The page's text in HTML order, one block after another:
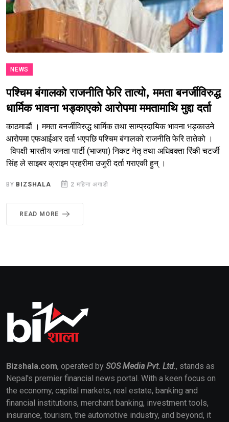
NEWS
पश्चिम बंगालको राजनीति फेरि तात्यो, ममता बनर्जीविरुद्ध
धार्मिक भावना भड्काएको आरोपमा ममतामाथि मुद्दा दर्ता
काठमाडौं । ममता बनर्जीविरुद्ध धार्मिक तथा साम्प्रदायिक भावना भड्काउने
आरोपमा एफआईआर दर्ता भएपछि पश्चिम बंगालको राजनीति फेरि तातेको ।
विपक्षी भारतीय जनता पार्टी (भाजपा) निकट नेतृ तथा अधिवक्ता रिंकी चटर्जी
सिंह ले साइबर क्राइम प्रहरीमा उजुरी दर्ता गराएकी हुन् ।
BY BIZSHALA 2 महिना अगाडी
READ MORE
Bizshala.com, operated by SOS Media Pvt. Ltd., stands as
Nepal's premier financial news portal. With a keen focus on
the economy, capital markets, real estate, banking and
financial institutions, merchant banking, investment tools,
insurance, tourism, the automotive industry, and beyond, it